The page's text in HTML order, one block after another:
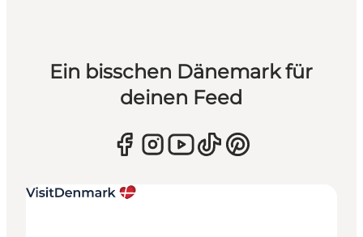
Ein bisschen Dänemark für
deinen Feed